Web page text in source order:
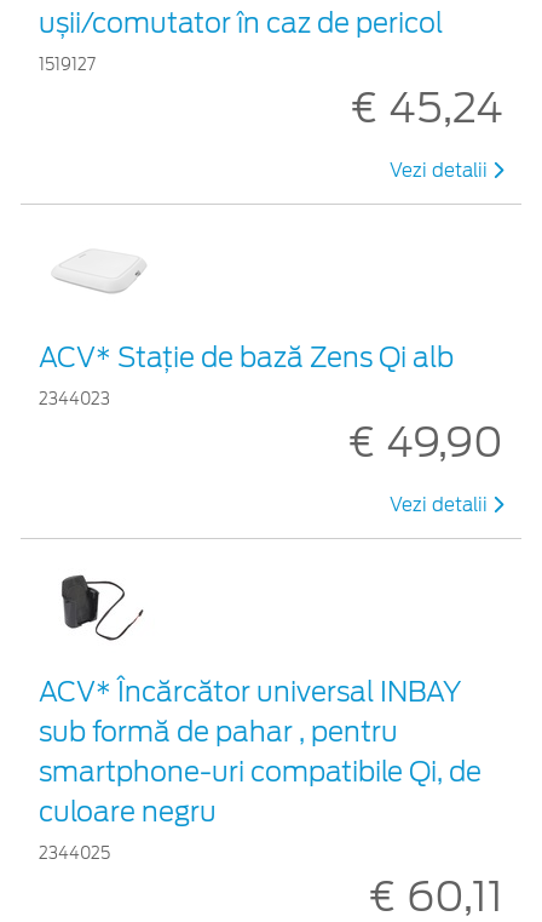
ușii/comutator în caz de pericol
1519127
€ 45,24
Vezi detalii
ACV* Stație de bază Zens Qi alb
2344023
€ 49,90
Vezi detalii
ACV* Încărcător universal INBAY
sub formă de pahar , pentru
smartphone-uri compatibile Qi, de
culoare negru
2344025
€ 60,11